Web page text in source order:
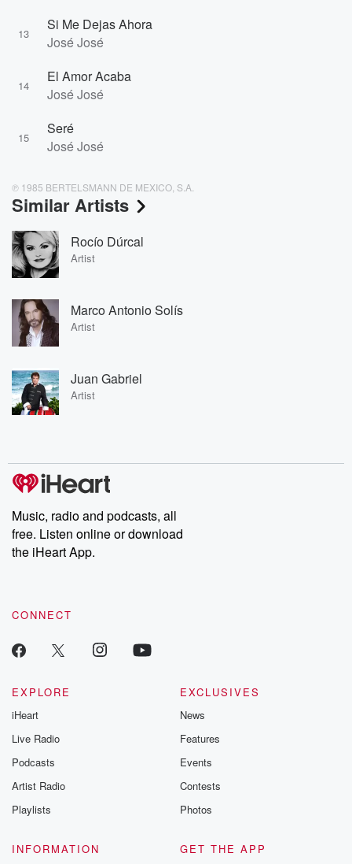
13
Si Me Dejas Ahora
José José
14
El Amor Acaba
José José
15
Seré
José José
℗ 1985 BERTELSMANN DE MEXICO, S.A.
Similar Artists
Rocío Dúrcal
Artist
Marco Antonio Solís
Artist
Juan Gabriel
Artist
Music, radio and podcasts, all
free. Listen online or download
the iHeart App.
CONNECT
EXPLORE
iHeart
Live Radio
Podcasts
Artist Radio
Playlists
EXCLUSIVES
News
Features
Events
Contests
Photos
INFORMATION GET THE APP